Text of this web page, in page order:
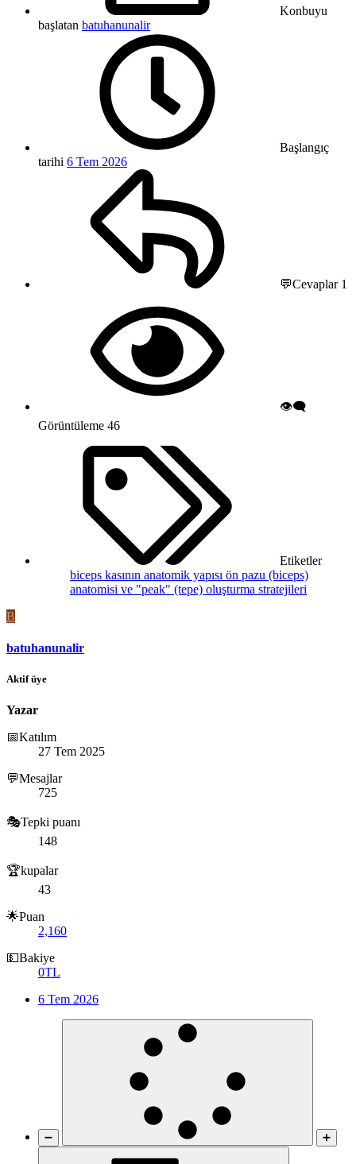
Konbuyu
başlatan batuhanunalir
Başlangıç
tarihi 6 Tem 2026
💬Cevaplar1
👁️‍🗨️
Görüntüleme 46
Etiketler
biceps kasının anatomik yapısı ön pazu (biceps)
anatomisi ve "peak" (tepe) oluşturma stratejileri
B
batuhanunalir
Aktif üye
Yazar
📅Katılım
27 Tem 2025
💬Mesajlar
725
🎭Tepki puanı
148
🏆kupalar
43
🌟Puan
2,160
💵Bakiye
0TL
6 Tem 2026
➖ ➕